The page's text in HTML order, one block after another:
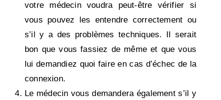
votre médecin voudra peut-être vérifier si
vous pouvez les entendre correctement ou
s’il y a des problèmes techniques. Il serait
bon que vous fassiez de même et que vous
lui demandiez quoi faire en cas d’échec de la
connexion.
Le médecin vous demandera également s’il y